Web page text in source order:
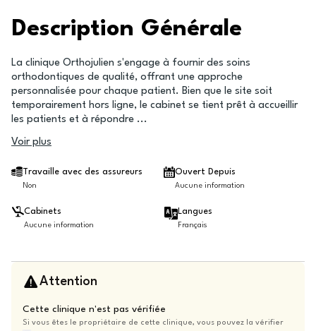
Description Générale
La clinique Orthojulien s'engage à fournir des soins
orthodontiques de qualité, offrant une approche
personnalisée pour chaque patient. Bien que le site soit
temporairement hors ligne, le cabinet se tient prêt à accueillir
les patients et à répondre ...
Voir plus
Travaille avec des assureurs
Non
Ouvert Depuis
Aucune information
Cabinets
Aucune information
Langues
Français
Attention
Cette clinique n'est pas vérifiée
Si vous êtes le propriétaire de cette clinique, vous pouvez la vérifier